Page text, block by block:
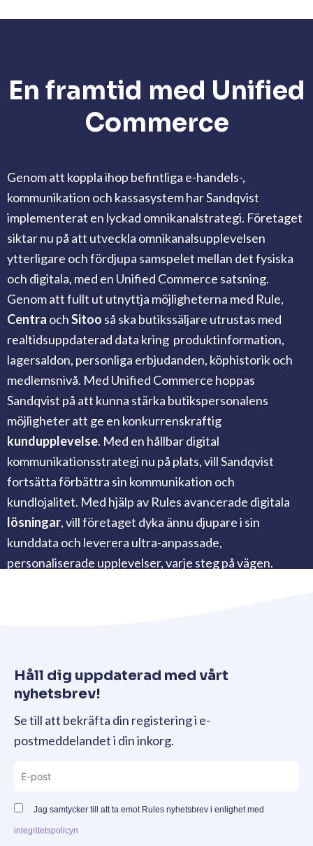
En framtid med Unified
Commerce
Genom att koppla ihop befintliga e-handels-,
kommunikation och kassasystem har Sandqvist
implementerat en lyckad omnikanalstrategi. Företaget
siktar nu på att utveckla omnikanalsupplevelsen
ytterligare och fördjupa samspelet mellan det fysiska
och digitala, med en Unified Commerce satsning.
Genom att fullt ut utnyttja möjligheterna med Rule,
Centra ochSitoo så ska butikssäljare utrustas med
realtidsuppdaterad data kring produktinformation,
lagersaldon, personliga erbjudanden, köphistorik och
medlemsnivå. Med Unified Commerce hoppas
Sandqvist på att kunna stärka butikspersonalens
möjligheter att ge en konkurrenskraftig
kundupplevelse. Med en hållbar digital
kommunikationsstrategi nu på plats, vill Sandqvist
fortsätta förbättra sin kommunikation och
kundlojalitet. Med hjälp av Rules avancerade digitala
lösningar, vill företaget dyka ännu djupare i sin
kunddata och leverera ultra-anpassade,
personaliserade upplevelser, varje steg på vägen.
Håll dig uppdaterad med vårt
nyhetsbrev!
Se till att bekräfta din registering i e-
postmeddelandet i din inkorg.
Jag samtycker till att ta emot Rules nyhetsbrev i enlighet med
integritetspolicyn